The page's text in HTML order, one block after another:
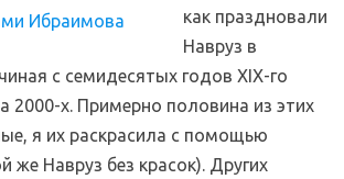
как праздновали
Навруз в
с семидесятых годов XIX-го
2000-х. Примерно половина из этих
я их раскрасила с помощью
же Навруз без красок). Других